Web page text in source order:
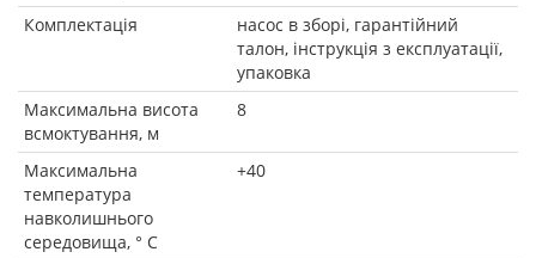
Комплектація
насос в зборі, гарантійний
талон, інструкція з експлуатації,
упаковка
Максимальна висота
всмоктування, м
8
Максимальна
температура
навколишнього
середовища, ° C
+40